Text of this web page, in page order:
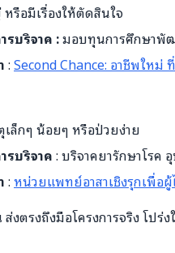
รือมีเรื่องให้ตัดสินใจ
รบริจาค :มอบทุนการศึกษาพั
:Second Chance: อาชีพให
ล็กๆ น้อยๆ หรือป่วยง่าย
รบริจาค: บริจาคยารักษาโรค
:หน่วยแพทย์อาสาเชิงรุกเพื่อผู้
ตรงถึงมือโครงการจริง โป